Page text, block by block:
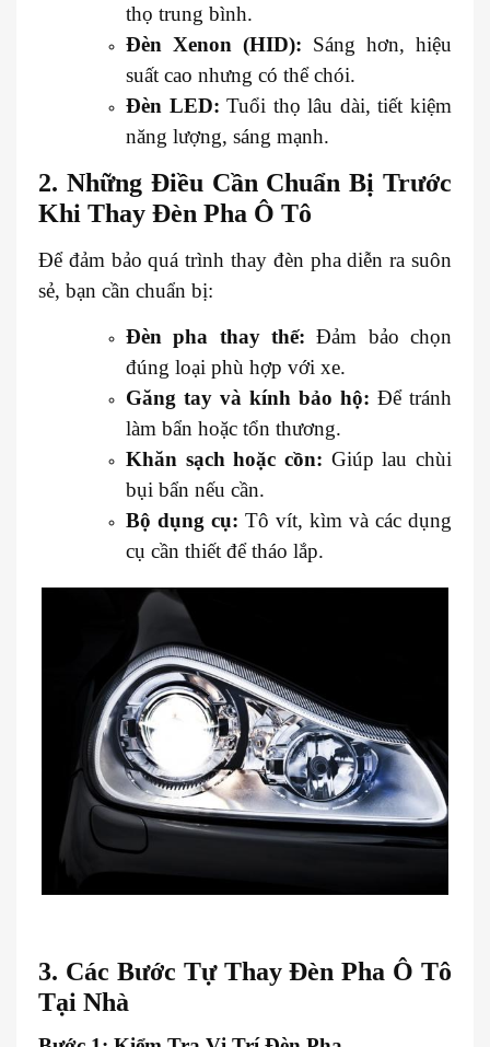
thọ trung bình.
Đèn Xenon (HID): Sáng hơn, hiệu
suất cao nhưng có thể chói.
Đèn LED: Tuổi thọ lâu dài, tiết kiệm
năng lượng, sáng mạnh.
2. Những Điều Cần Chuẩn Bị Trước
Khi Thay Đèn Pha Ô Tô
Để đảm bảo quá trình thay đèn pha diễn ra suôn
sẻ, bạn cần chuẩn bị:
Đèn pha thay thế: Đảm bảo chọn
đúng loại phù hợp với xe.
Găng tay và kính bảo hộ: Để tránh
làm bẩn hoặc tổn thương.
Khăn sạch hoặc cồn: Giúp lau chùi
bụi bẩn nếu cần.
Bộ dụng cụ: Tô vít, kìm và các dụng
cụ cần thiết để tháo lắp.
3. Các Bước Tự Thay Đèn Pha Ô Tô
Tại Nhà